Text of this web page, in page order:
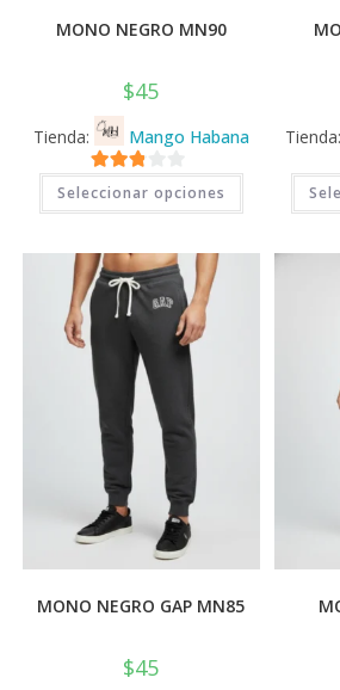
MONO NEGRO MN90
$45
Tienda: Mango Habana
2.71
de 5
Seleccionar opciones
Este
producto
tiene
Tienda:
MONO NEGRO GAP MN85
$45